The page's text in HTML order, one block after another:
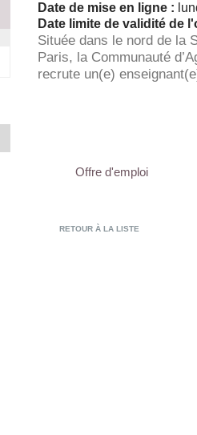
Date de mise en ligne :
Date limite de validité de
Située dans le nord de la
Paris, la Communauté
recrute un(e)
Offre d'emploi
RETOUR À LA LISTE